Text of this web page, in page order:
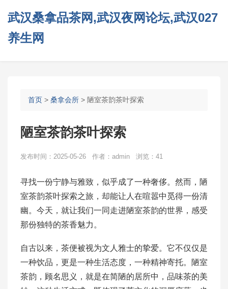
武汉桑拿品茶网,武汉夜网论坛,武汉027
养生网
首页 > 桑拿会所 > 陋室茶韵茶叶探索
陋室茶韵茶叶探索
发布时间：2025-05-26 作者：admin 浏览：41
寻找一份宁静与雅致，似乎成了一种奢侈。然而，陋
室茶韵茶叶探索之旅，却能让人在喧嚣中觅得一份清
幽。今天，就让我们一同走进陋室茶韵的世界，感受
那份独特的茶香魅力。
自古以来，茶便被视为文人雅士的挚爱。它不仅仅是
一种饮品，更是一种生活态度，一种精神寄托。陋室
茶韵，顾名思义，就是在简陋的居所中，品味茶的美